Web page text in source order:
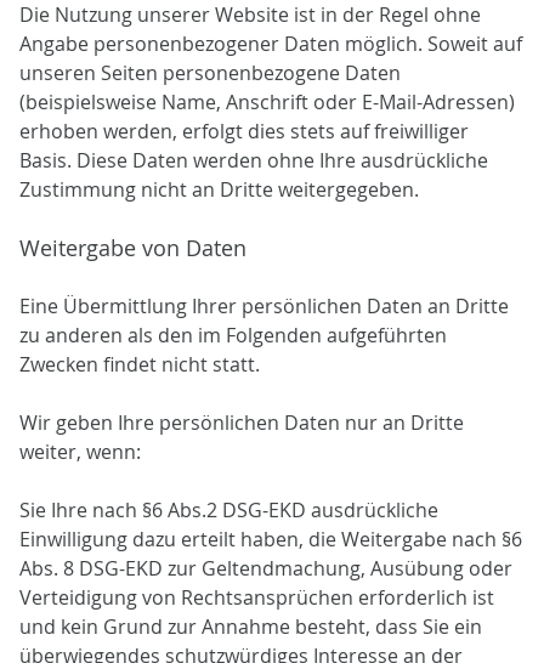
Die Nutzung unserer Website ist in der Regel ohne
Angabe personenbezogener Daten möglich. Soweit auf
unseren Seiten personenbezogene Daten
(beispielsweise Name, Anschrift oder E-Mail-Adressen)
erhoben werden, erfolgt dies stets auf freiwilliger
Basis. Diese Daten werden ohne Ihre ausdrückliche
Zustimmung nicht an Dritte weitergegeben.
Weitergabe von Daten
Eine Übermittlung Ihrer persönlichen Daten an Dritte
zu anderen als den im Folgenden aufgeführten
Zwecken findet nicht statt.
Wir geben Ihre persönlichen Daten nur an Dritte
weiter, wenn:
Sie Ihre nach §6 Abs.2 DSG-EKD ausdrückliche
Einwilligung dazu erteilt haben, die Weitergabe nach §6
Abs. 8 DSG-EKD zur Geltendmachung, Ausübung oder
Verteidigung von Rechtsansprüchen erforderlich ist
und kein Grund zur Annahme besteht, dass Sie ein
überwiegendes schutzwürdiges Interesse an der